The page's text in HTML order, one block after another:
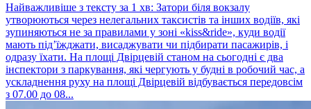
Найважливіше з тексту за 1 хв: Затори біля вокзалу
утворюються через нелегальних таксистів та інших водіїв, які
зупиняються не за правилами у зоні «kiss&ride», куди водії
мають під’їжджати, висаджувати чи підбирати пасажирів, і
одразу їхати. На площі Двірцевій станом на сьогодні є два
інспектори з паркування, які чергують у будні в робочий час, а
ускладнення руху на площі Двірцевій відбувається передовсім
з 07.00 до 08...